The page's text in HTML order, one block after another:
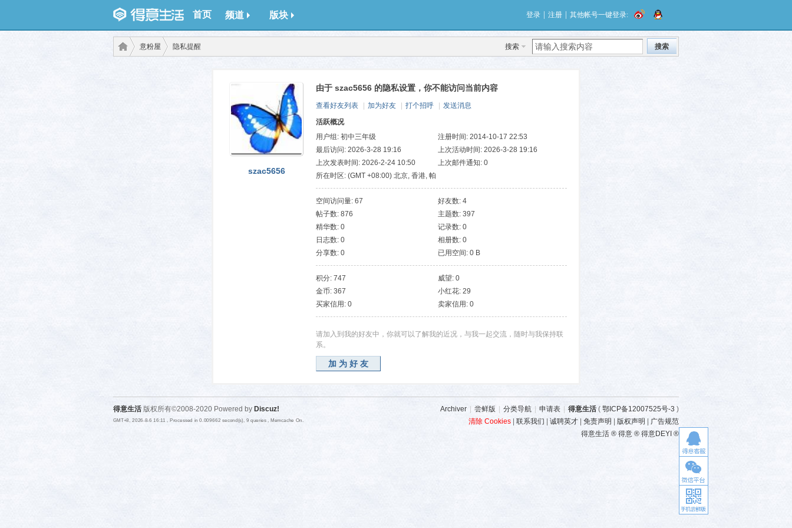
首页 频道 版块 登录 注册 其他帐号一键登录:
搜索 搜索
意粉屋 隐私提醒
szac5656
由于 szac5656 的隐私设置，你不能访问当前内容
查看好友列表 加为好友 打个招呼
发送消息
活跃概况
用户组: 初中三年级
注册时间: 2014-10-17 22:53
最后访问: 2026-3-28 19:16
上次活动时间: 2026-3-28 19:16
上次发表时间: 2026-2-24 10:50
上次邮件通知: 0
所在时区: (GMT +08:00) 北京, 香港, 帕
斯, 新加坡, 台北
空间访问量: 67
好友数: 4
帖子数: 876
主题数: 397
精华数: 0
记录数: 0
日志数: 0
相册数: 0
分享数: 0
已用空间: 0 B
积分: 747
威望: 0
金币: 367
小红花: 29
买家信用: 0
卖家信用: 0
请加入到我的好友中，你就可以了解我的近况，与我一起交流，随时与我保持联
系。
加为好友
Archiver 尝鲜版 分类导航 申请表 得意生活 ( 鄂ICP备12007525号-3 )
清除 Cookies
联系我们 诚聘英才 免责声明 版权声明
广告规范
得意生活 ® 得意 ® 得意DEYI ®
得意生活 版权所有©2008-2020 Powered by Discuz!
GMT+8, 2026-8-6 16:11 , Processed in 0.009662 second(s), 9 queries , Memcache On.